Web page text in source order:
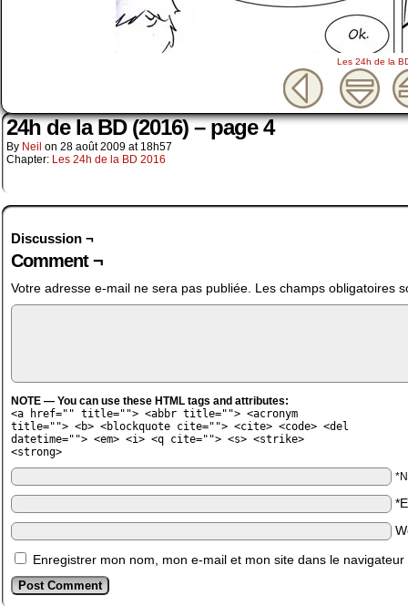
Les 24h de la
24h de la BD (2016) – page 4
By Neil on 28 août 2009 at 18h57
Chapter: Les 24h de la BD 2016
Discussion ¬
Comment ¬
Votre adresse e-mail ne sera pas publiée. Les champs obligatoires
NOTE — You can use these HTML tags and attributes:
<a href="" title=""> <abbr title=""> <acronym
title=""> <b> <blockquote cite=""> <cite> <code> <del
datetime=""> <em> <i> <q cite=""> <s> <strike>
<strong>
Enregistrer mon nom, mon e-mail et mon site dans le